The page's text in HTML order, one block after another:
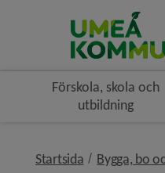
Förskola, skola och
utbildning
Startsida Bygga, bo